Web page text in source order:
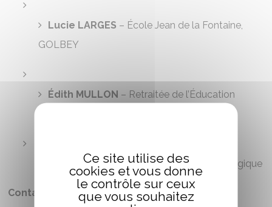
Lucie LARGES – École Jean de la Fontaine,
GOLBEY
Édith MULLON – Retraitée de l’Éducation
Nathalie PITOLLET– Conseillère pédagogique
Contacts :
Ce site utilise des
cookies et vous donne
le contrôle sur ceux
que vous souhaitez